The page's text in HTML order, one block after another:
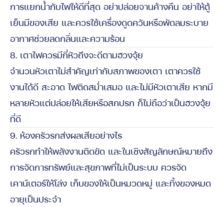
การแยกน้ำกับไฟให้ดีที่สุด อย่าปล่อยจานค้างคืน อย่าให้ตู้
เย็นมีของเสีย และควรใช้เครื่องดูดควันหรือพัดลมระบาย
อากาศช่วยลดกลิ่นและความร้อน
8. เตาไฟควรมีกี่หัวถึงจะดีตามฮวงจุ้ย
จำนวนหัวเตาไม่สำคัญเท่ากับสภาพของเตา เตาควรใช้
งานได้ดี สะอาด ไฟติดสม่ำเสมอ และไม่มีหัวเตาเสีย หากมี
หลายหัวแต่ปล่อยให้เสียหรือสกปรก ก็ไม่ถือว่าเป็นฮวงจุ้ย
ที่ดี
9. ห้องครัวรกส่งผลเสียอย่างไร
ครัวรกทำให้พลังงานติดขัด และในเชิงสัญลักษณ์หมายถึง
การจัดการทรัพย์และสุขภาพที่ไม่เป็นระบบ ควรจัด
เคาน์เตอร์ให้โล่ง เก็บของให้เป็นหมวดหมู่ และทิ้งของหมด
อายุเป็นประจำ